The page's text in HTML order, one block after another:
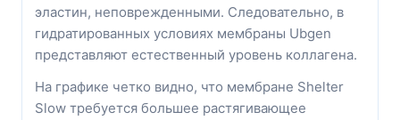
эластин, неповрежденными. Следовательно, в
гидратированных условиях мембраны Ubgen
представляют естественный уровень коллагена.
На графике четко видно, что мембране Shelter
Slow требуется большее растягивающее